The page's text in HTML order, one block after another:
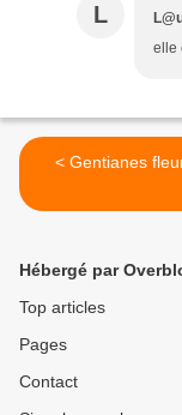
L
elle
< Gentianes
Hébergé par
Top articles
Pages
Contact